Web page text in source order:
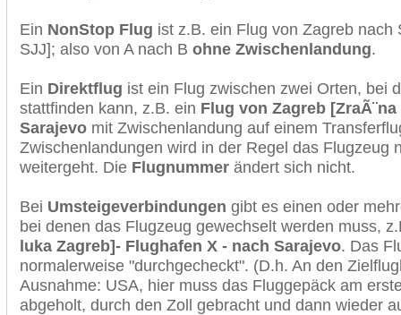
Ein NonStop Flug ist z.B. ein Flug von Zagreb nach
SJJ]; also von A nach B ohne Zwischenlandung.
Ein Direktflug ist ein Flug zwischen zwei Orten, bei
stattfinden kann, z.B. ein Flug von Zagreb
Sarajevo mit Zwischenlandung auf einem
Zwischenlandungen wird in der Regel das Flugzeug
weitergeht. Die Flugnummer ändert sich nicht.
Bei Umsteigeverbindungen gibt es einen oder
bei denen das Flugzeug gewechselt werden muss,
luka Zagreb]- Flughafen X - nach Sarajevo. Das
normalerweise "durchgecheckt". (D.h. An den
Ausnahme: USA, hier muss das Fluggepäck am
abgeholt, durch den Zoll gebracht und dann wieder